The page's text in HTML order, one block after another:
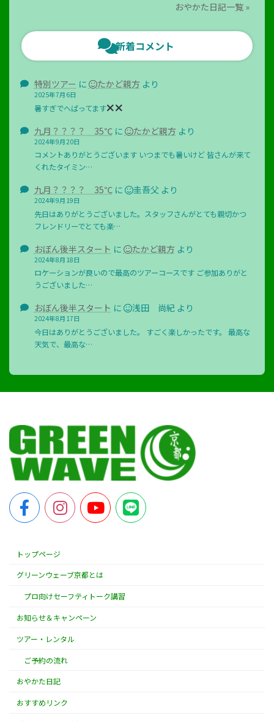
おやかた日記一覧 »
新着コメント
特別ツアー に たかど親方より
2025年7月6日
暑すぎでへばってます
九月？？？？ 35℃に たかど親方より
2024年9月20日
コメントありがとうございます いつまでも暑いけど 皆さんが来て
くれたタイミン…
九月？？？？ 35℃に 圭吾父 より
2024年9月19日
先日はありがとうございました。スタッフさんがとても親切かつ
フレンドリーでとても楽…
おぼん後半スタート に たかど親方より
2024年8月18日
ロケーションが良いので最高のツアーコースです ご参加ありがと
うございました…
おぼん後半スタート に 浅田 尚紀より
2024年8月17日
今日はありがとうございました。 すごく楽しかったです。 最高な
天気で、最高な…
トップページ
グリーンウェーブ京都とは
プロ向けセーフティトーク講習
お知らせ＆キャンペーン
ツアー・レンタル
ご予約の流れ
おやかた日記
おすすめリンク